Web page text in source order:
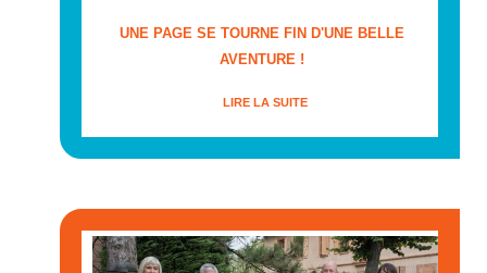
UNE PAGE SE TOURNE FIN D'UNE BELLE
AVENTURE !
LIRE LA SUITE